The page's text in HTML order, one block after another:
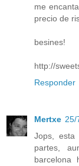
me
precio de
besines!
http://
Responder
Mertxe 25/
Jops,
partes,
barcelona